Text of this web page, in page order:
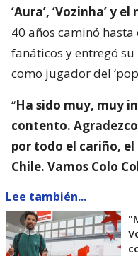
‘Aura’, ‘Vozinha’ y
40 años caminó
fanáticos y entregó
como jugador del
“Ha sido muy, muy
contento.
por todo el cariño,
Chile. Vamos Colo
Lee también...